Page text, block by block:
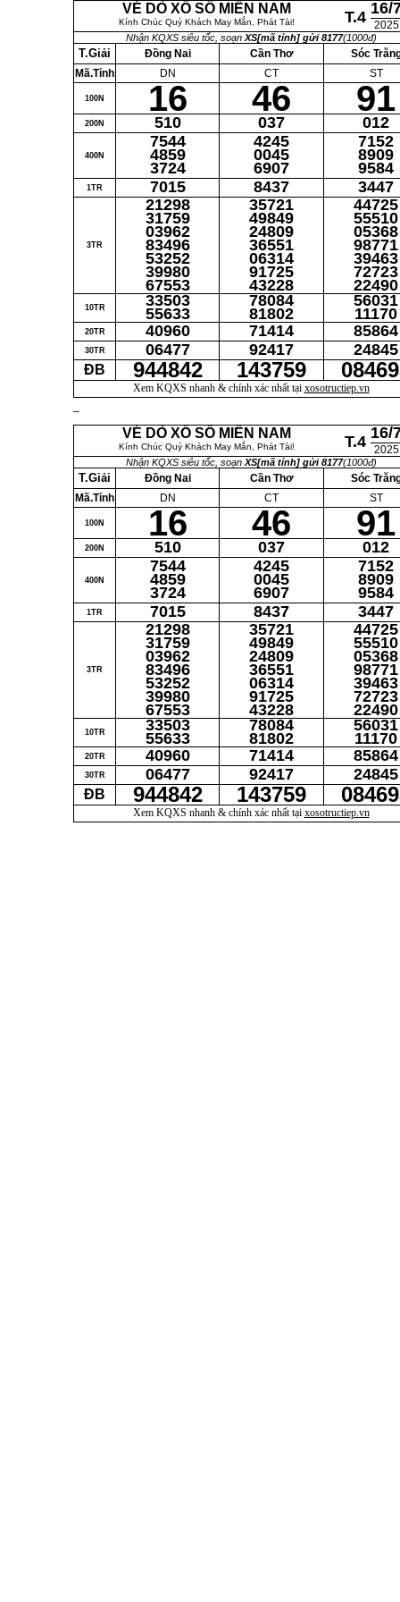
VÉ DÒ XỔ SỐ MIỀN NAM
Kính Chúc Quý Khách May Mắn, Phát Tài! T.4 16/
2025
Nhận KQXS siêu tốc, soạn XS[mã tỉnh] gửi 8177(1000đ)
T.Giải
Mã.Tỉnh
100N
200N
400N
1TR
3TR
10TR
20TR
30TR
ĐB
Đồng Nai
DN
16
510
7544
4859
3724
7015
21298
31759
03962
83496
53252
39980
67553
33503
55633
40960
06477
944842
Cần Thơ
CT
46
037
4245
0045
6907
8437
35721
49849
24809
36551
06314
91725
43228
78084
81802
71414
92417
143759
Sóc
ST
91
012
7152
8909
9584
3447
44725
55510
05368
98771
39463
72723
22490
56031
11170
85864
24845
Xem KQXS nhanh & chính xác nhất tại xosotructiep.vn
VÉ DÒ XỔ SỐ MIỀN NAM
Kính Chúc Quý Khách May Mắn, Phát Tài! T.4 16/
2025
Nhận KQXS siêu tốc, soạn XS[mã tỉnh] gửi 8177(1000đ)
T.Giải
Mã.Tỉnh
100N
200N
400N
1TR
3TR
10TR
20TR
30TR
ĐB
Đồng Nai
DN
16
510
7544
4859
3724
7015
21298
31759
03962
83496
53252
39980
67553
33503
55633
40960
06477
944842
Cần Thơ
CT
46
037
4245
0045
6907
8437
35721
49849
24809
36551
06314
91725
43228
78084
81802
71414
92417
143759
Sóc
ST
91
012
7152
8909
9584
3447
44725
55510
05368
98771
39463
72723
22490
56031
11170
85864
24845
Xem KQXS nhanh & chính xác nhất tại xosotructiep.vn